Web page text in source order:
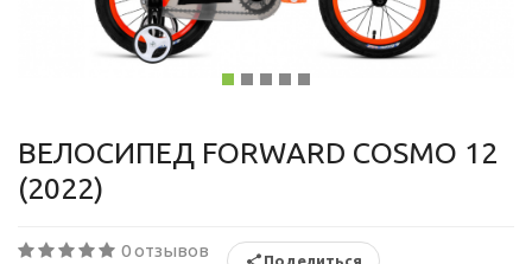
ВЕЛОСИПЕД FORWARD COSMO 12
(2022)
0 отзывов Поделиться